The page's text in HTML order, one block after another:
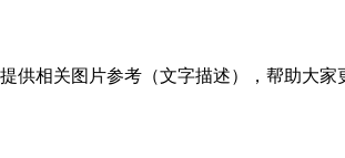
相关图片参考（文字描述），帮助大家